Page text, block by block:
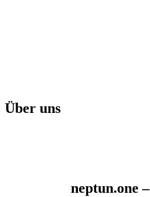
Über uns
neptun.one